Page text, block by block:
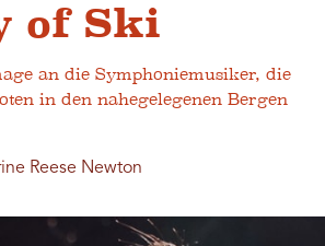
of Ski
an die Symphoniemusiker, die
in den nahegelegenen Bergen
Reese Newton